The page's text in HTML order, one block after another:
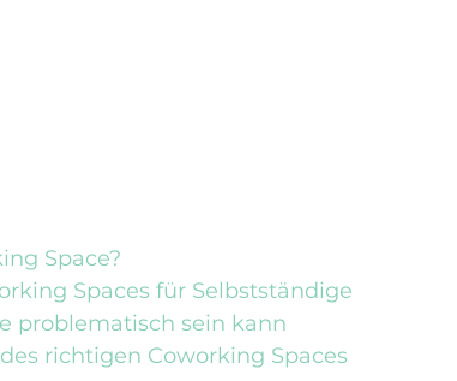
Space?
Spaces für Selbstständige
problematisch sein kann
richtigen Coworking Spaces